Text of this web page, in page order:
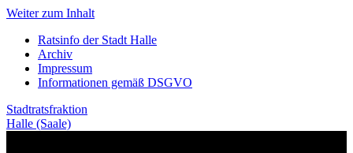
Weiter zum Inhalt
Ratsinfo der Stadt Halle
Archiv
Impressum
Informationen gemäß DSGVO
Stadtratsfraktion
Halle (Saale)